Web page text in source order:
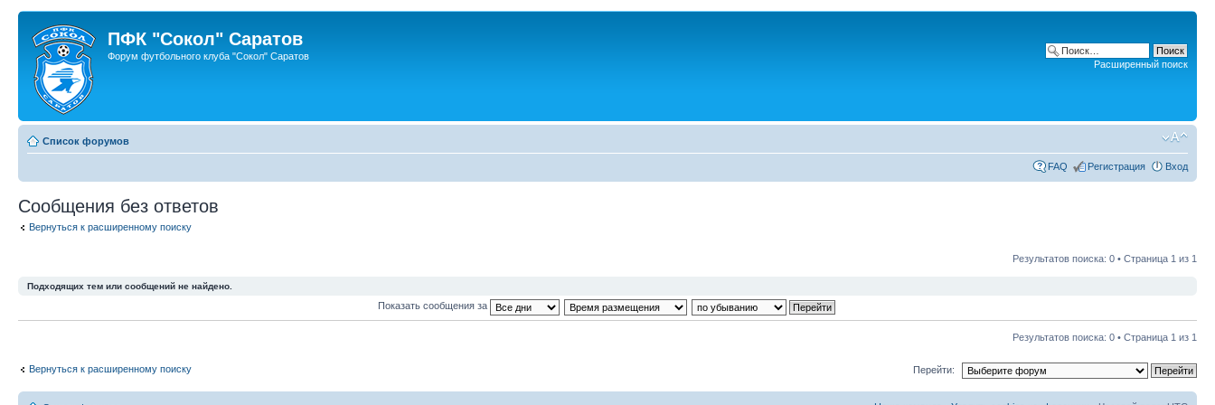
ПФК "Сокол" Саратов
Форум футбольного клуба "Сокол" Саратов
Расширенный поиск
Список форумов
FAQ Регистрация Вход
Сообщения без ответов
Вернуться к расширенному поиску
Результатов поиска: 0 • Страница 1 из 1
Подходящих тем или сообщений не найдено.
Показать сообщения за
Результатов поиска: 0 • Страница 1 из 1
Вернуться к расширенному поиску Перейти: